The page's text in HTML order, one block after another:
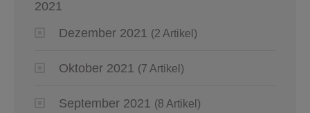
2021
Dezember 2021 (2 Artikel)
Oktober 2021 (7 Artikel)
September 2021 (8 Artikel)